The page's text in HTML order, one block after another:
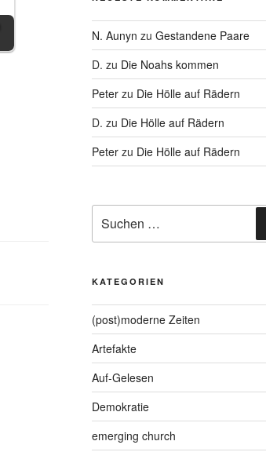
N. Aunyn zu Gestandene Paare
D. zu Die Noahs kommen
Peterzu Die Hölle auf Rädern
D. zu Die Hölle auf Rädern
Peterzu Die Hölle auf Rädern
nach:
KATEGORIEN
(post)moderne Zeiten
Artefakte
Auf-Gelesen
Demokratie
emerging church